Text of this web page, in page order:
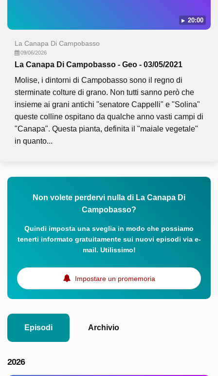
20:00
La Canapa Di Campobasso
09/06/2026
La Canapa Di Campobasso - Geo - 03/05/2021
Molise, i dintorni di Campobasso sono il regno di
sterminate colture di grano. Non tutti sanno però che
insieme ai grani antichi "senatore Cappelli" e "Solina"
queste colline ospitano da qualche anno vasti campi di
"Canapa". Questa pianta, definita il "maiale vegetale"
in quanto...
Non volete perdervi nulla di La Canapa Di
Campobasso?
Quindi imposta una sveglia in modo che possiamo
tenerti informato gratuitamente sui nuovi episodi via e-
mail. Utilissimo!
Impostare un promemoria
Episodi Archivio
2026